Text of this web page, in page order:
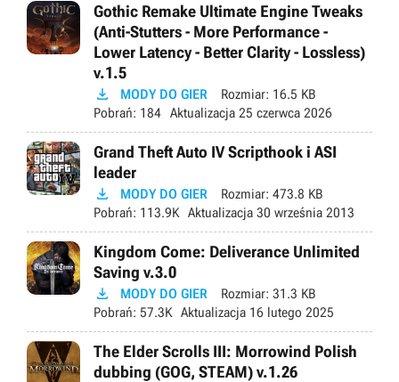
Gothic Remake Ultimate Engine Tweaks
(Anti-Stutters - More Performance -
Lower Latency - Better Clarity - Lossless)
v.1.5
 MODY DO GIER Rozmiar: 16.5 KB
Pobrań: 184 Aktualizacja 25 czerwca 2026
Grand Theft Auto IV Scripthook i ASI
leader
 MODY DO GIER Rozmiar: 473.8 KB
Pobrań: 113.9K Aktualizacja 30 września 2013
Kingdom Come: Deliverance Unlimited
Saving v.3.0
 MODY DO GIER Rozmiar: 31.3 KB
Pobrań: 57.3K Aktualizacja 16 lutego 2025
The Elder Scrolls III: Morrowind Polish
dubbing (GOG, STEAM) v.1.26